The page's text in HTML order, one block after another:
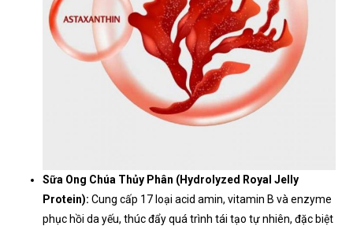
Sữa Ong Chúa Thủy Phân (Hydrolyzed Royal Jelly
Protein): Cung cấp 17 loại acid amin, vitamin B và enzyme
phục hồi da yếu, thúc đẩy quá trình tái tạo tự nhiên, đặc biệt